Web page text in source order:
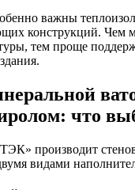
важны
конструкций. Чем
тем проще
что
производит
видами